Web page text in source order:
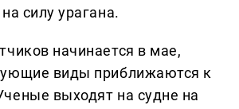
силу урагана.
начинается в мае,
виды приближаются к
выходят на судне на